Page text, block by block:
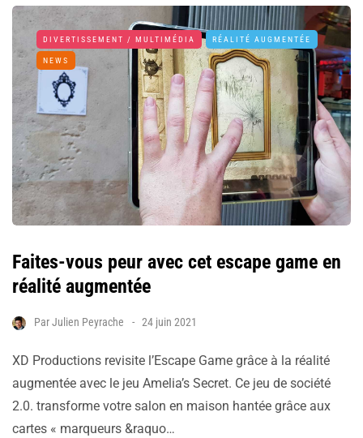
DIVERTISSEMENT / MULTIMÉDIA RÉALITÉ AUGMENTÉE
NEWS
Faites-vous peur avec cet escape game en
réalité augmentée
ParJulien Peyrache 24 juin 2021
XD Productions revisite l’Escape Game grâce à la réalité
augmentée avec le jeu Amelia’s Secret. Ce jeu de société
2.0. transforme votre salon en maison hantée grâce aux
cartes « marqueurs &raquo…